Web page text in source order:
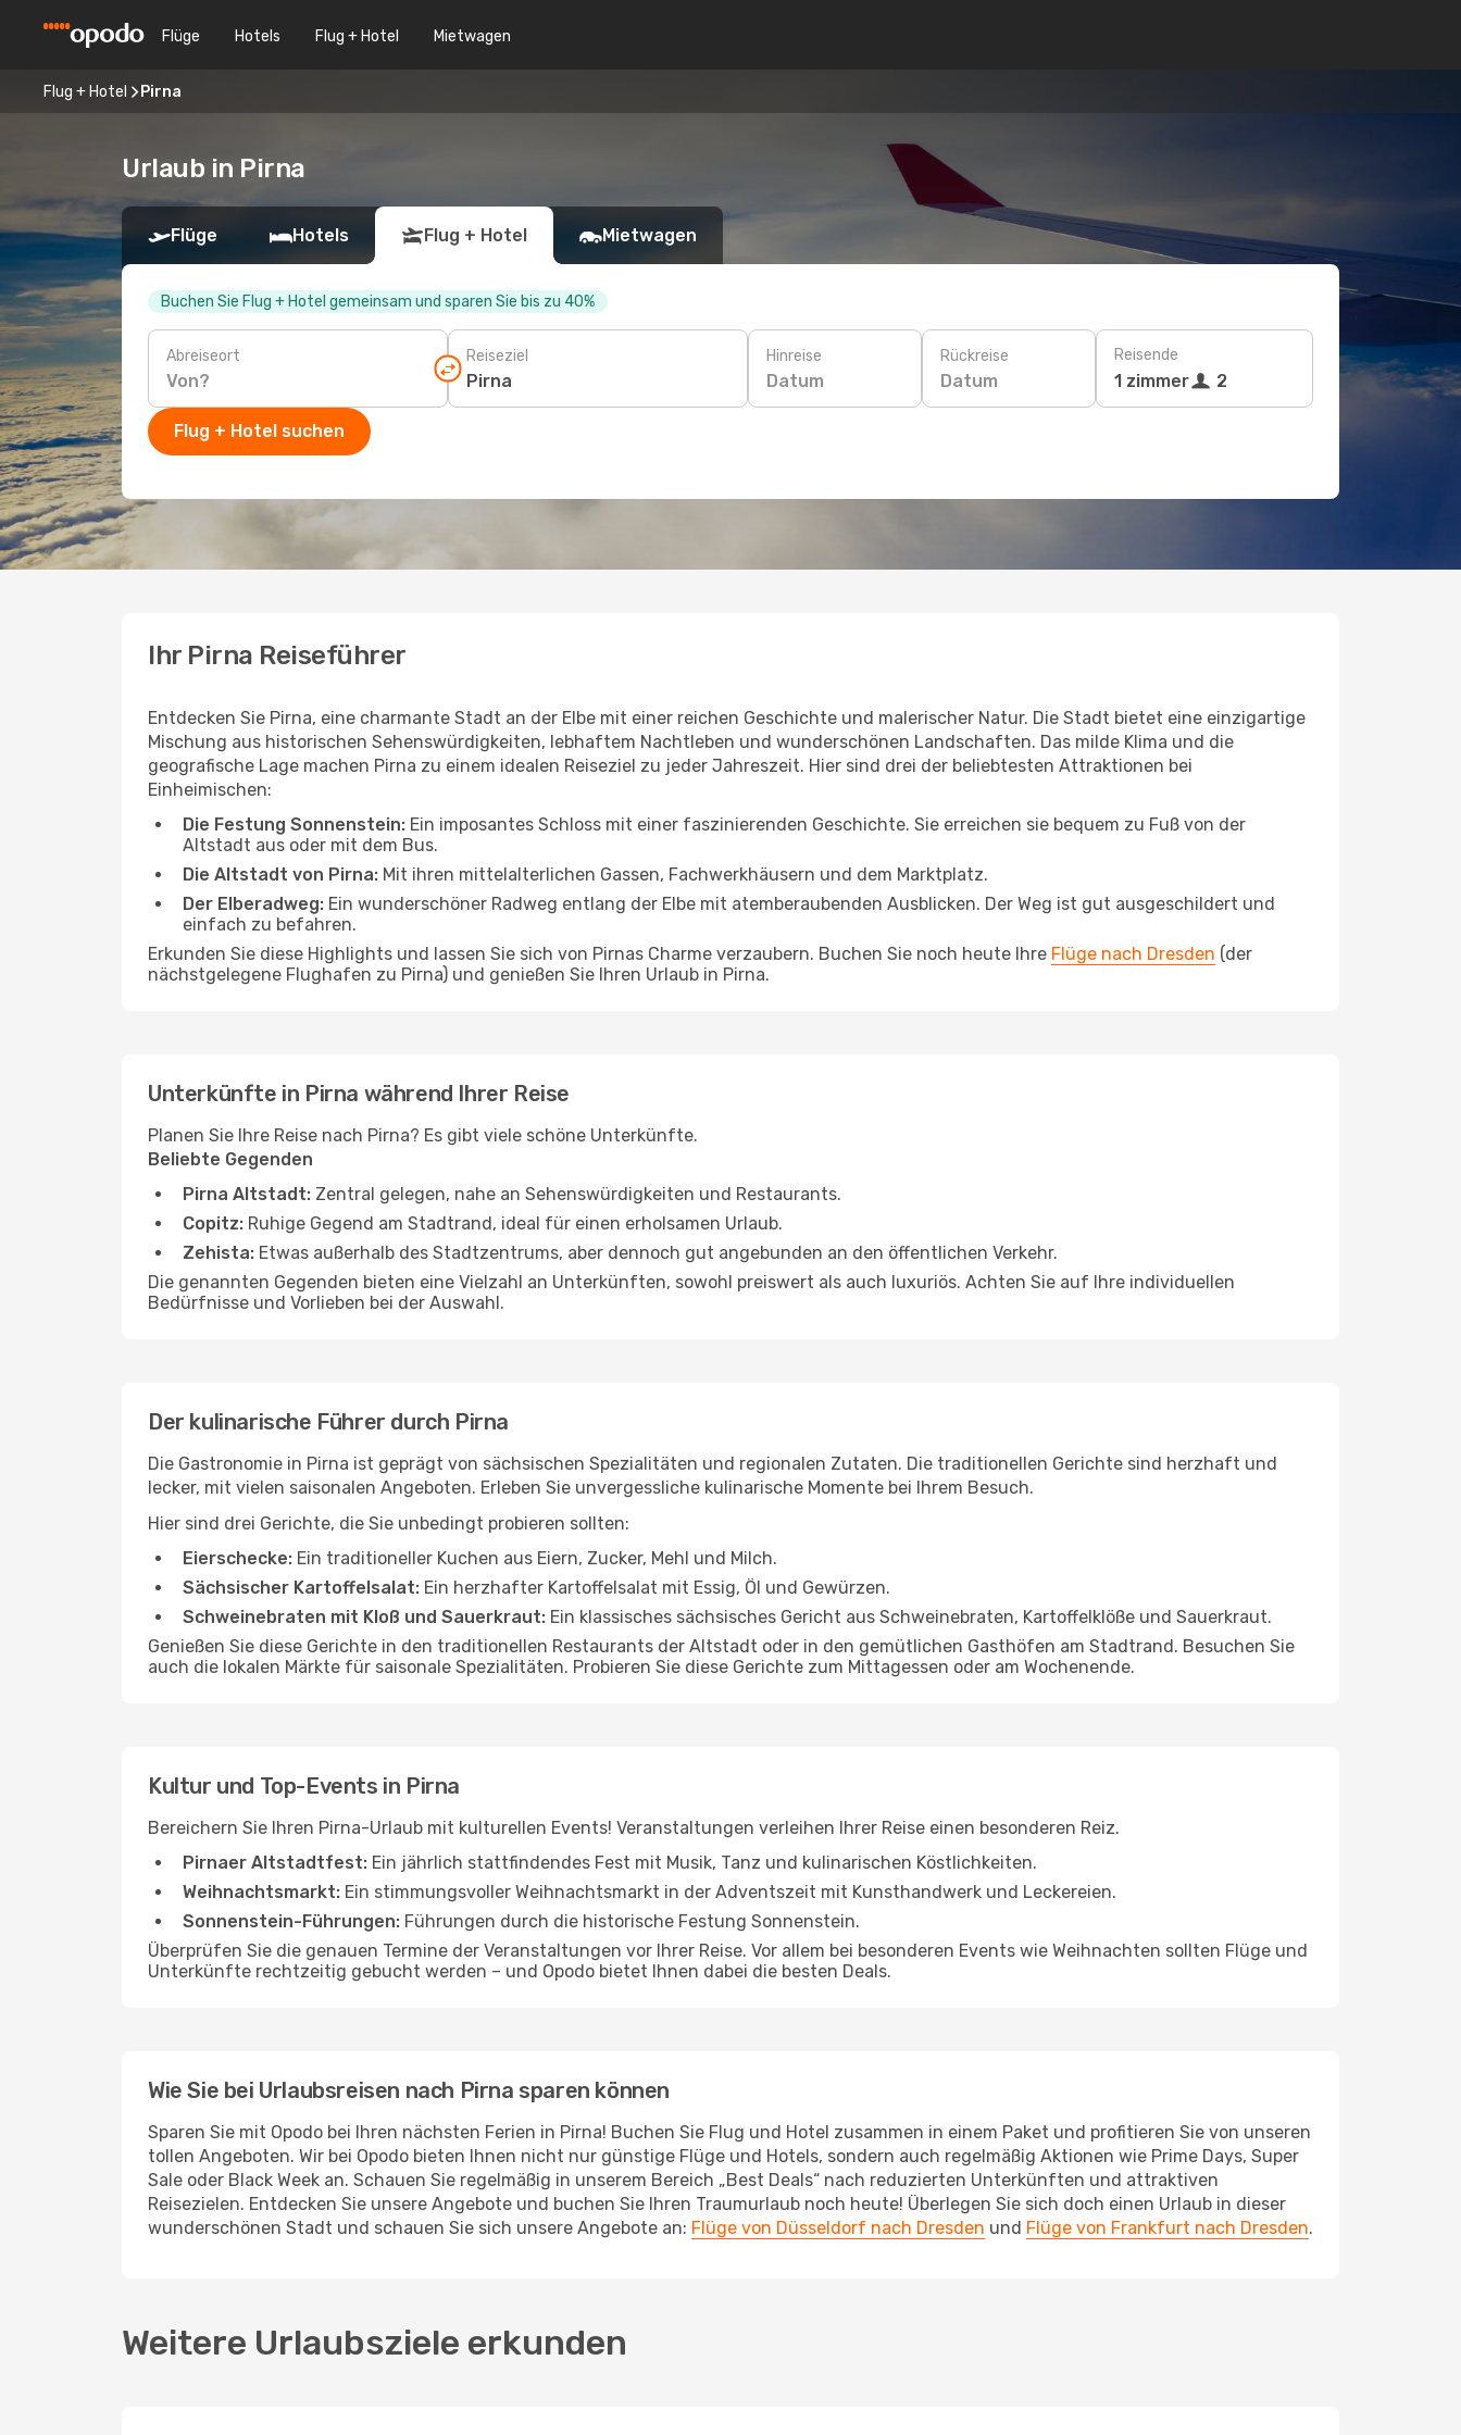
Flüge Hotels Flug + Hotel Mietwagen
Flug + Hotel Pirna
Urlaub in Pirna
Flüge Hotels Flug + Hotel Mietwagen
Buchen Sie Flug + Hotel gemeinsam und sparen Sie bis zu 40%
Abreiseort Reiseziel Hinreise
Datum
Rückreise
Datum
Reisende
1 zimmer 2
Flug + Hotel suchen
Ihr Pirna Reiseführer
Entdecken Sie Pirna, eine charmante Stadt an der Elbe mit einer reichen Geschichte und malerischer Natur. Die Stadt bietet eine einzigartige
Mischung aus historischen Sehenswürdigkeiten, lebhaftem Nachtleben und wunderschönen Landschaften. Das milde Klima und die
geografische Lage machen Pirna zu einem idealen Reiseziel zu jeder Jahreszeit. Hier sind drei der beliebtesten Attraktionen bei
Einheimischen:
Die Festung Sonnenstein: Ein imposantes Schloss mit einer faszinierenden Geschichte. Sie erreichen sie bequem zu Fuß von der
Altstadt aus oder mit dem Bus.
Die Altstadt von Pirna: Mit ihren mittelalterlichen Gassen, Fachwerkhäusern und dem Marktplatz.
Der Elberadweg: Ein wunderschöner Radweg entlang der Elbe mit atemberaubenden Ausblicken. Der Weg ist gut ausgeschildert und
einfach zu befahren.
Erkunden Sie diese Highlights und lassen Sie sich von Pirnas Charme verzaubern. Buchen Sie noch heute Ihre Flüge nach Dresden (der
nächstgelegene Flughafen zu Pirna) und genießen Sie Ihren Urlaub in Pirna.
Unterkünfte in Pirna während Ihrer Reise
Planen Sie Ihre Reise nach Pirna? Es gibt viele schöne Unterkünfte.
Beliebte Gegenden
Pirna Altstadt: Zentral gelegen, nahe an Sehenswürdigkeiten und Restaurants.
Copitz: Ruhige Gegend am Stadtrand, ideal für einen erholsamen Urlaub.
Zehista: Etwas außerhalb des Stadtzentrums, aber dennoch gut angebunden an den öffentlichen Verkehr.
Die genannten Gegenden bieten eine Vielzahl an Unterkünften, sowohl preiswert als auch luxuriös. Achten Sie auf Ihre individuellen
Bedürfnisse und Vorlieben bei der Auswahl.
Der kulinarische Führer durch Pirna
Die Gastronomie in Pirna ist geprägt von sächsischen Spezialitäten und regionalen Zutaten. Die traditionellen Gerichte sind herzhaft und
lecker, mit vielen saisonalen Angeboten. Erleben Sie unvergessliche kulinarische Momente bei Ihrem Besuch.
Hier sind drei Gerichte, die Sie unbedingt probieren sollten:
Eierschecke: Ein traditioneller Kuchen aus Eiern, Zucker, Mehl und Milch.
Sächsischer Kartoffelsalat: Ein herzhafter Kartoffelsalat mit Essig, Öl und Gewürzen.
Schweinebraten mit Kloß und Sauerkraut: Ein klassisches sächsisches Gericht aus Schweinebraten, Kartoffelklöße und Sauerkraut.
Genießen Sie diese Gerichte in den traditionellen Restaurants der Altstadt oder in den gemütlichen Gasthöfen am Stadtrand. Besuchen Sie
auch die lokalen Märkte für saisonale Spezialitäten. Probieren Sie diese Gerichte zum Mittagessen oder am Wochenende.
Kultur und Top-Events in Pirna
Bereichern Sie Ihren Pirna-Urlaub mit kulturellen Events! Veranstaltungen verleihen Ihrer Reise einen besonderen Reiz.
Pirnaer Altstadtfest: Ein jährlich stattfindendes Fest mit Musik, Tanz und kulinarischen Köstlichkeiten.
Weihnachtsmarkt: Ein stimmungsvoller Weihnachtsmarkt in der Adventszeit mit Kunsthandwerk und Leckereien.
Sonnenstein-Führungen: Führungen durch die historische Festung Sonnenstein.
Überprüfen Sie die genauen Termine der Veranstaltungen vor Ihrer Reise. Vor allem bei besonderen Events wie Weihnachten sollten Flüge und
Unterkünfte rechtzeitig gebucht werden – und Opodo bietet Ihnen dabei die besten Deals.
Wie Sie bei Urlaubsreisen nach Pirna sparen können
Sparen Sie mit Opodo bei Ihren nächsten Ferien in Pirna! Buchen Sie Flug und Hotel zusammen in einem Paket und profitieren Sie von unseren
tollen Angeboten. Wir bei Opodo bieten Ihnen nicht nur günstige Flüge und Hotels, sondern auch regelmäßig Aktionen wie Prime Days, Super
Sale oder Black Week an. Schauen Sie regelmäßig in unserem Bereich „Best Deals“ nach reduzierten Unterkünften und attraktiven
Reisezielen. Entdecken Sie unsere Angebote und buchen Sie Ihren Traumurlaub noch heute! Überlegen Sie sich doch einen Urlaub in dieser
wunderschönen Stadt und schauen Sie sich unsere Angebote an: Flüge von Düsseldorf nach Dresden und Flüge von Frankfurt nach Dresden.
Weitere Urlaubsziele erkunden